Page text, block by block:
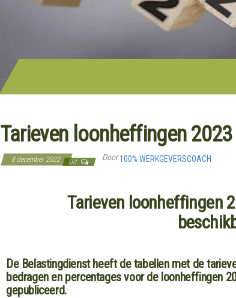
Tarieven loonheffingen 2023
8 december 2022 Uit Door100% WERKGEVERSCOACH
Tarieven loonheffingen
De Belastingdienst heeft de tabellen met de
bedragen en percentages voor de loonheffingen
gepubliceerd.